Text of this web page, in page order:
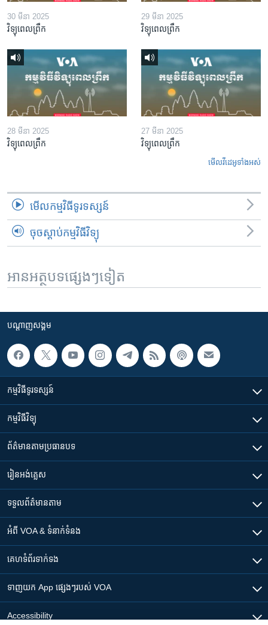
30 មីនា 2025
វិទ្យុពេលព្រឹក
29 មីនា 2025
វិទ្យុពេលព្រឹក
28 មីនា 2025
វិទ្យុពេលព្រឹក
27 មីនា 2025
វិទ្យុពេលព្រឹក
មើល​វីដេអូ​ទាំង​អស់
មើល​កម្មវិធី​ទូរទស្សន៍
ចុចស្តាប់កម្មវិធីវិទ្យុ
អានអត្ថបទផ្សេងៗទៀត
បណ្តាញ​សង្គម
កម្មវិធី​ទូរទស្សន៍
កម្មវិធី​វិទ្យុ
ព័ត៌មាន​តាមប្រធានបទ​
រៀន​​អង់គ្លេស
ទទួល​ព័ត៌មាន​តាម
អំពី​ VOA & ទំនាក់ទំនង
គេហទំព័រ​​ទាក់ទង
ទាញយក​ App ផ្សេងៗ​របស់​ VOA
Accessibility